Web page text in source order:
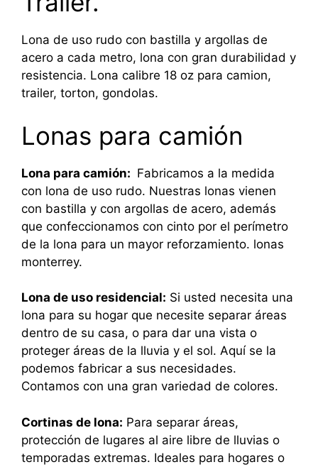
Lona de uso rudo con bastilla y argollas de
acero a cada metro, lona con gran durabilidad y
resistencia. Lona calibre 18 oz para camion,
trailer, torton, gondolas.
Lonas para camión
Lona para camión: Fabricamos a la medida
con lona de uso rudo. Nuestras lonas vienen
con bastilla y con argollas de acero, además
que confeccionamos con cinto por el perímetro
de la lona para un mayor reforzamiento. lonas
monterrey.
Lona de uso residencial: Si usted necesita una
lona para su hogar que necesite separar áreas
dentro de su casa, o para dar una vista o
proteger áreas de la lluvia y el sol. Aquí se la
podemos fabricar a sus necesidades.
Contamos con una gran variedad de colores.
Cortinas de lona: Para separar áreas,
protección de lugares al aire libre de lluvias o
temporadas extremas. Ideales para hogares o